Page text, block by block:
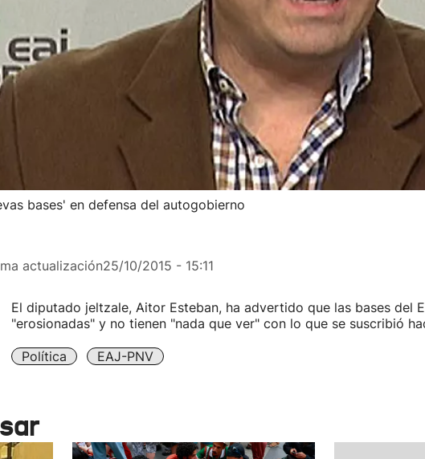
bases' en defensa del autogobierno
actualización25/10/2015 - 15:11
El diputado jeltzale, Aitor Esteban, ha advertido que las bases del
"erosionadas" y no tienen "nada que ver" con lo que se suscribió
Política EAJ-PNV